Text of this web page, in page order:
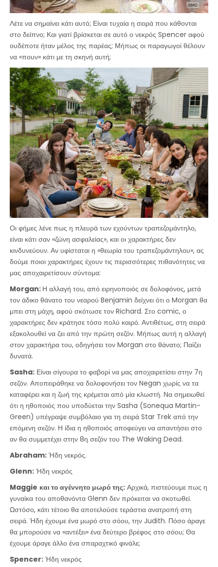
Λέτε να σημαίνει κάτι αυτό; Είναι τυχαία η σειρά που κάθονται
στο δείπνο; Και γιατί βρίσκεται σε αυτό ο νεκρός Spencer αφού
ουδέποτε ήταν μέλος της παρέας; Μήπως οι παραγωγοί θέλουν
να «πουν» κάτι με τη σκηνή αυτή;
Οι φήμες λένε πως η πλευρά των εχούντων τραπεζομάντηλο,
είναι κάτι σαν «ζώνη ασφαλείας», και οι χαρακτήρες δεν
κινδυνεύουν. Αν υφίσταται η «θεωρία του τραπεζομάντηλου», ας
δούμε ποιοι χαρακτήρες έχουν τις περισσότερες πιθανότητες να
μας αποχαιρετίσουν σύντομα:
Morgan: Η αλλαγή του, από ειρηνοποιός σε δολοφόνος, μετά
τον άδικο θάνατο του νεαρού Benjamin δείχνει ότι ο Morgan θα
μπει στη μάχη, αφού σκότωσε τον Richard. Στο comic, ο
χαρακτήρες δεν κράτησε τόσο πολύ καιρό. Αντιθέτως, στη σειρά
εξακολουθεί να ζει από την πρώτη σεζόν. Μήπως αυτή η αλλαγή
στον χαρακτήρα του, οδηγήσει τον Morgan στο θάνατο; Παίζει
δυνατά.
Sasha: Είναι σίγουρα το φαβορί να μας αποχαιρετίσει στην 7η
σεζόν. Αποπειράθηκε να δολοφονήσει τον Negan χωρίς να τα
καταφέρει και η ζωή της κρέμεται από μία κλωστή. Να σημειωθεί
ότι η ηθοποιός που υποδύεται την Sasha (Sonequa Martin-
Green) υπέγραψε συμβόλαιο για τη σειρά Star Trek από την
επόμενη σεζόν. Η ίδια η ηθοποιός αποφεύγει να απαντήσει στο
αν θα συμμετέχει στην 8η σεζόν του The Waking Dead.
Abraham: Ήδη νεκρός.
Glenn: Ήδη νεκρός
Maggie και το αγέννητο μωρό της: Αρχικά, πιστεύουμε πως η
γυναίκα του αποθανόντα Glenn δεν πρόκειται να σκοτωθεί.
Ωστόσο, κάτι τέτοιο θα αποτελούσε τεράστια ανατροπή στη
σειρά. Ήδη έχουμε ένα μωρό στο σόου, την Judith. Πόσο άραγε
θα μπορούσε να «αντέξει» ένα δεύτερο βρέφος στο σόου; Θα
έχουμε άραγε άλλο ένα σπαραχτικό φινάλε;
Spencer: Ήδη νεκρός